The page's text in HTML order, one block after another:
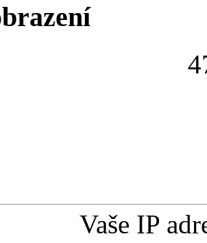
4
Vaše IP